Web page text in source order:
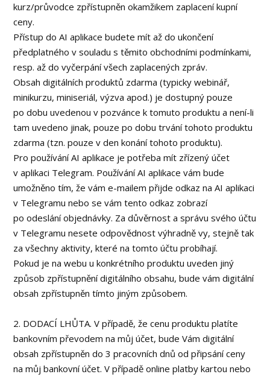
kurz/průvodce zpřístupněn okamžikem zaplacení kupní
ceny.
Přístup do AI aplikace budete mít až do ukončení
předplatného v souladu s těmito obchodními podmínkami,
resp. až do vyčerpání všech zaplacených zpráv.
Obsah digitálních produktů zdarma (typicky webinář,
minikurzu, miniseriál, výzva apod.) je dostupný pouze
po dobu uvedenou v pozvánce k tomuto produktu a není-li
tam uvedeno jinak, pouze po dobu trvání tohoto produktu
zdarma (tzn. pouze v den konání tohoto produktu).
Pro používání AI aplikace je potřeba mít zřízený účet
v aplikaci Telegram. Používání AI aplikace vám bude
umožněno tím, že vám e-mailem přijde odkaz na AI aplikaci
v Telegramu nebo se vám tento odkaz zobrazí
po odeslání objednávky. Za důvěrnost a správu svého účtu
v Telegramu nesete odpovědnost výhradně vy, stejně tak
za všechny aktivity, které na tomto účtu probíhají.
Pokud je na webu u konkrétního produktu uveden jiný
způsob zpřístupnění digitálního obsahu, bude vám digitální
obsah zpřístupněn tímto jiným způsobem.
2. DODACÍ LHŮTA. V případě, že cenu produktu platíte
bankovním převodem na můj účet, bude Vám digitální
obsah zpřístupněn do 3 pracovních dnů od připsání ceny
na můj bankovní účet. V případě online platby kartou nebo